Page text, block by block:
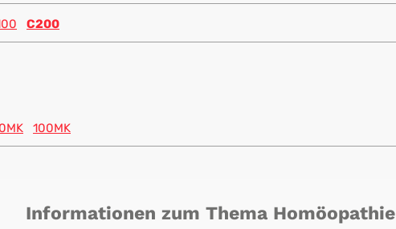
C200
100MK
Informationen zum Thema Homöopathie